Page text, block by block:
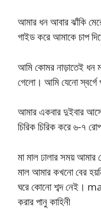
আমার ধন আবার ঝাঁকি
গাইড করে আমাকে চাপ
আমি কোমর নাড়াতেই ধন
গেলো। আমি যেনো
আমার একবার দুইবার
চিরিক চিরিক করে ৬-৭
মা মাল ঢালার সময়
মাল আমার কখনো বের
ঘরে কোনো শব্দ নেই।
করার পানু কাহিনী